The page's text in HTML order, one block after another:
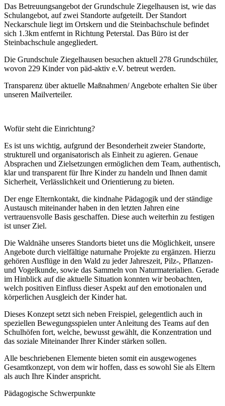
Das Betreuungsangebot der Grundschule Ziegelhausen ist, wie das
Schulangebot, auf zwei Standorte aufgeteilt. Der Standort
Neckarschule liegt im Ortskern und die Steinbachschule befindet
sich 1.3km entfernt in Richtung Peterstal. Das Büro ist der
Steinbachschule angegliedert.
Die Grundschule Ziegelhausen besuchen aktuell 278 Grundschüler,
wovon 229 Kinder von päd-aktiv e.V. betreut werden.
Transparenz über aktuelle Maßnahmen/ Angebote erhalten Sie über
unseren Mailverteiler.
Wofür steht die Einrichtung?
Es ist uns wichtig, aufgrund der Besonderheit zweier Standorte,
strukturell und organisatorisch als Einheit zu agieren. Genaue
Absprachen und Zielsetzungen ermöglichen dem Team, authentisch,
klar und transparent für Ihre Kinder zu handeln und Ihnen damit
Sicherheit, Verlässlichkeit und Orientierung zu bieten.
Der enge Elternkontakt, die kindnahe Pädagogik und der ständige
Austausch miteinander haben in den letzten Jahren eine
vertrauensvolle Basis geschaffen. Diese auch weiterhin zu festigen
ist unser Ziel.
Die Waldnähe unseres Standorts bietet uns die Möglichkeit, unsere
Angebote durch vielfältige naturnahe Projekte zu ergänzen. Hierzu
gehören Ausflüge in den Wald zu jeder Jahreszeit, Pilz-, Pflanzen-
und Vogelkunde, sowie das Sammeln von Naturmaterialien. Gerade
im Hinblick auf die aktuelle Situation konnten wir beobachten,
welch positiven Einfluss dieser Aspekt auf den emotionalen und
körperlichen Ausgleich der Kinder hat.
Dieses Konzept setzt sich neben Freispiel, gelegentlich auch in
speziellen Bewegungsspielen unter Anleitung des Teams auf den
Schulhöfen fort, welche, bewusst gewählt, die Konzentration und
das soziale Miteinander Ihrer Kinder stärken sollen.
Alle beschriebenen Elemente bieten somit ein ausgewogenes
Gesamtkonzept, von dem wir hoffen, dass es sowohl Sie als Eltern
als auch Ihre Kinder anspricht.
Pädagogische Schwerpunkte